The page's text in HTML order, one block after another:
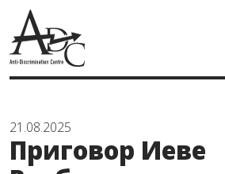
21.08.2025
Приговор Иеве